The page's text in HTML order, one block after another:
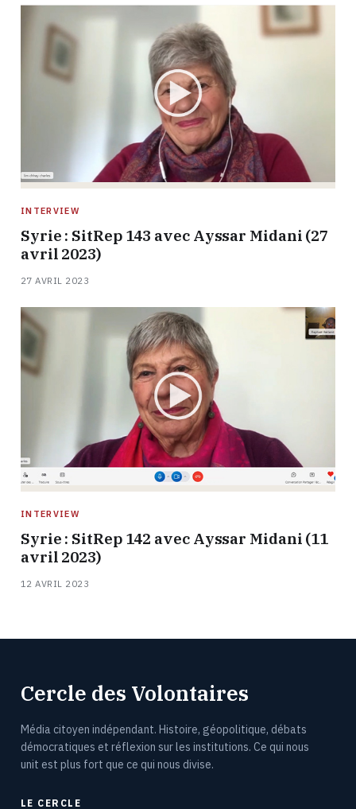
INTERVIEW
Syrie : SitRep 143 avec Ayssar Midani (27
avril 2023)
27 AVRIL 2023
INTERVIEW
Syrie : SitRep 142 avec Ayssar Midani (11
avril 2023)
12 AVRIL 2023
Cercle des Volontaires
Média citoyen indépendant. Histoire, géopolitique, débats
démocratiques et réflexion sur les institutions. Ce qui nous
unit est plus fort que ce qui nous divise.
LE CERCLE